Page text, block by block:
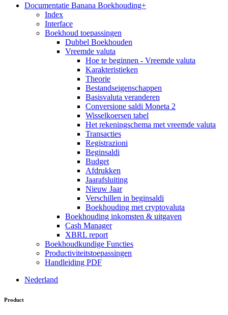
Documentatie Banana Boekhouding+
Index
Interface
Boekhoud toepassingen
Dubbel Boekhouden
Vreemde valuta
Hoe te beginnen - Vreemde valuta
Karakteristieken
Theorie
Bestandseigenschappen
Basisvaluta veranderen
Conversione saldi Moneta 2
Wisselkoersen tabel
Het rekeningschema met vreemde valuta
Transacties
Registrazioni
Beginsaldi
Budget
Afdrukken
Jaarafsluiting
Nieuw Jaar
Verschillen in beginsaldi
Boekhouding met cryptovaluta
Boekhouding inkomsten & uitgaven
Cash Manager
XBRL report
Boekhoudkundige Functies
Productiviteitstoepassingen
Handleiding PDF
Nederland
Product